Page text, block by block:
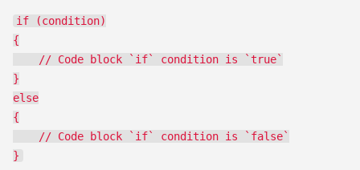
if (condition)
{
    // Code block `if` condition is `true`
}
else
{
    // Code block `if` condition is `false`